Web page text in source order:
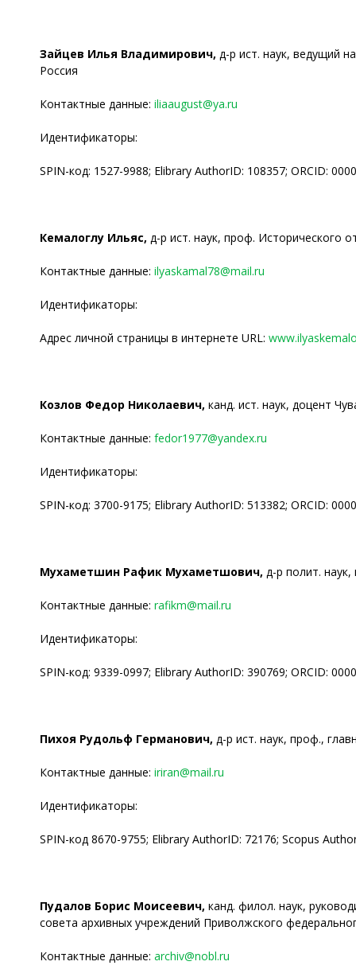
Зайцев Илья Владимирович, д-р ист. наук, ведущий
Россия
Контактные данные: iliaaugust@ya.ru
Идентификаторы:
SPIN-код: 1527-9988; Elibrary AuthorID: 108357; ORCID:
Кемалоглу Ильяс, д-р ист. наук, проф. Исторического
Контактные данные: ilyaskamal78@mail.ru
Идентификаторы:
Адрес личной страницы в интернете URL:
Козлов Федор Николаевич, канд. ист. наук, доцент
Контактные данные: fedor1977@yandex.ru
Идентификаторы:
SPIN-код: 3700-9175; Elibrary AuthorID: 513382; ORCID:
Мухаметшин Рафик Мухаметшович, д-р полит.
Контактные данные: rafikm@mail.ru
Идентификаторы:
SPIN-код: 9339-0997; Elibrary AuthorID: 390769; ORCID:
Пихоя Рудольф Германович, д-р ист. наук, проф.,
Контактные данные: iriran@mail.ru
Идентификаторы:
SPIN-код 8670-9755; Elibrary AuthorID: 72176; Scopus
Пудалов Борис Моисеевич, канд. филол. наук,
совета архивных учреждений Приволжского
Контактные данные: archiv@nobl.ru